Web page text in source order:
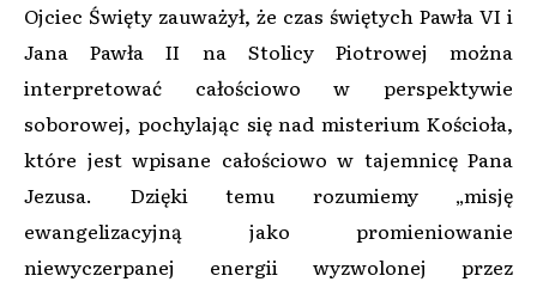
Ojciec Święty zauważył, że czas świętych Pawła VI i
Jana Pawła II na Stolicy Piotrowej można
interpretować całościowo w perspektywie
soborowej, pochylając się nad misterium Kościoła,
które jest wpisane całościowo w tajemnicę Pana
Jezusa. Dzięki temu rozumiemy „misję
ewangelizacyjną jako promieniowanie
niewyczerpanej energii wyzwolonej przez